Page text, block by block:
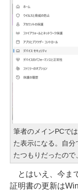
筆者のメインPCで
た表示になる。自
たつもりだったので
とはいえ、今ま
証明書の更新は